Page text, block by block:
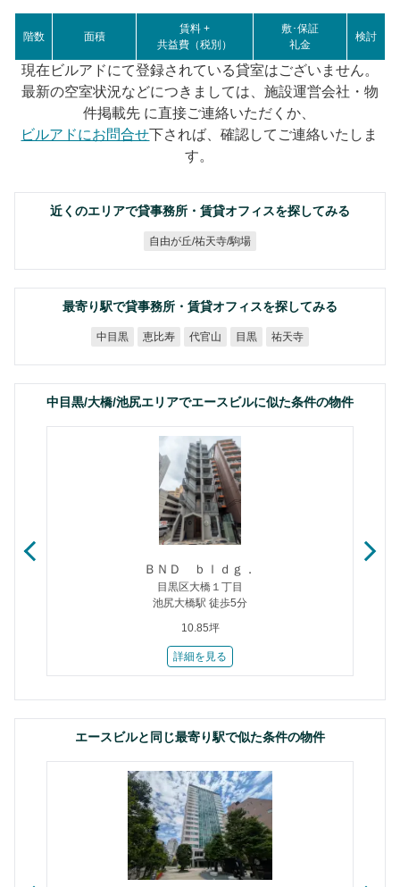
階数 面積
賃料 +
共益費（税別）
敷･保証
礼金
検討
現在ビルアドにて登録されている貸室はございません。
最新の空室状況などにつきましては、施設運営会社・物
件掲載先 に直接ご連絡いただくか、
ビルアドにお問合せ下されば、確認してご連絡いたしま
す。
近くのエリアで貸事務所・賃貸オフィスを探してみる
自由が丘/祐天寺/駒場
最寄り駅で貸事務所・賃貸オフィスを探してみる
中目黒 恵比寿 代官山 目黒 祐天寺
中目黒/大橋/池尻エリアでエースビルに似た条件の物件
ＢＮＤ ｂｌｄｇ．
目黒区大橋１丁目
池尻大橋駅 徒歩5分
10.85坪
詳細を見る
エースビルと同じ最寄り駅で似た条件の物件